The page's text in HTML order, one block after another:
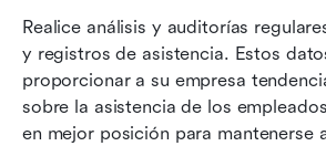
Realice análisis y auditorías
y registros de asistencia. Estos
proporcionar a su empresa
sobre la asistencia de los
en mejor posición para mantenerse